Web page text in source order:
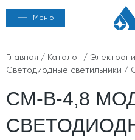
Меню
Главная / Каталог /
Светодиодные светильники /
СМ-В-4,8